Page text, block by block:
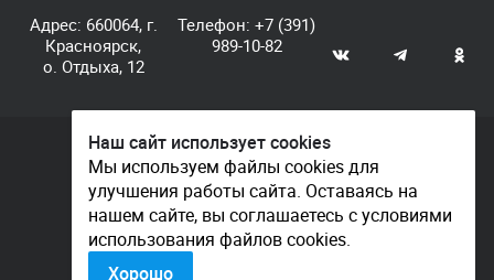
Адрес: 660064, г.
Красноярск,
о. Отдыха, 12
Телефон:+7 (391)
989-10-82
© КГАУ «Центр спортивной подготовки», 2026
Документы
Политика конфиденциальности
Контакты
Наш сайт использует cookies
Мы используем файлы cookies для
улучшения работы сайта. Оставаясь на
нашем сайте, вы соглашаетесь с условиями
использования файлов cookies.
Хорошо